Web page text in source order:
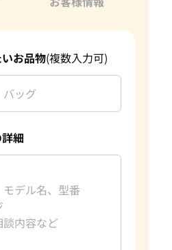
お品物(複数入力可)
細